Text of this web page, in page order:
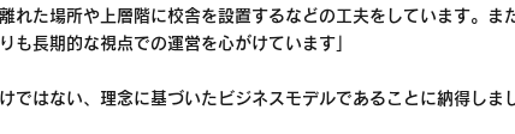
れた場所や上層階に校舎を設置するなどの工夫をしています。ま
も長期的な視点での運営を心がけています」
ではない、理念に基づいたビジネスモデルであることに納得しま